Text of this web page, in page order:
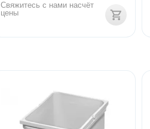
Свяжитесь с нами насчёт
цены